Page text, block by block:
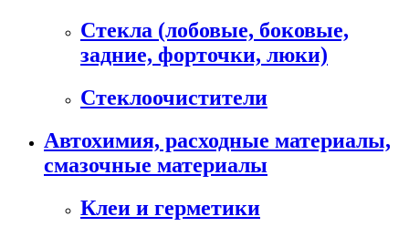
Стекла (лобовые, боковые,
задние, форточки, люки)
Стеклоочистители
Автохимия, расходные материалы,
смазочные материалы
Клеи и герметики